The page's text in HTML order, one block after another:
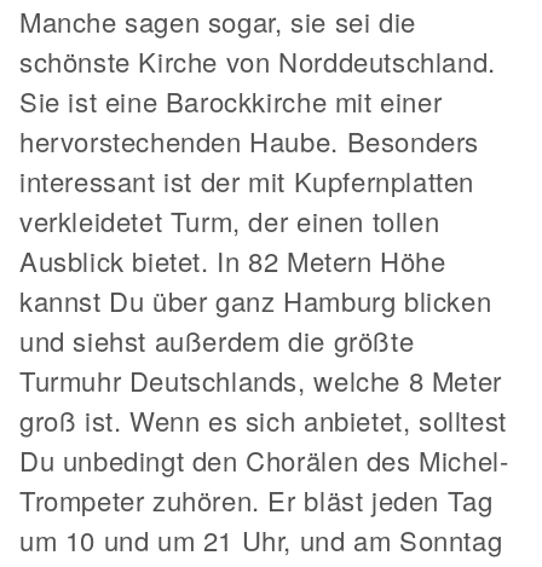
Manche sagen sogar, sie sei die
schönste Kirche von Norddeutschland.
Sie ist eine Barockkirche mit einer
hervorstechenden Haube. Besonders
interessant ist der mit Kupfernplatten
verkleidetet Turm, der einen tollen
Ausblick bietet. In 82 Metern Höhe
kannst Du über ganz Hamburg blicken
und siehst außerdem die größte
Turmuhr Deutschlands, welche 8 Meter
groß ist. Wenn es sich anbietet, solltest
Du unbedingt den Chorälen des Michel-
Trompeter zuhören. Er bläst jeden Tag
um 10 und um 21 Uhr, und am Sonntag